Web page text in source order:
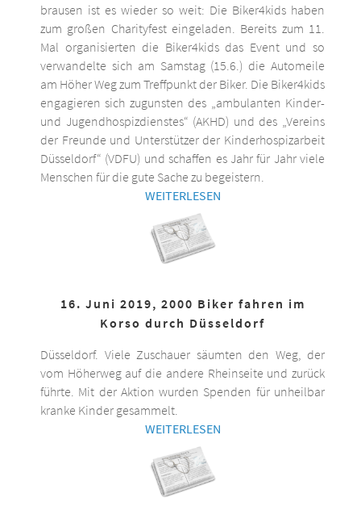
brausen ist es wieder so weit: Die Biker4kids haben
zum großen Charityfest eingeladen. Bereits zum 11.
Mal organisierten die Biker4kids das Event und so
verwandelte sich am Samstag (15.6.) die Automeile
am Höher Weg zum Treffpunkt der Biker. Die Biker4kids
engagieren sich zugunsten des „ambulanten Kinder-
und Jugendhospizdienstes“ (AKHD) und des „Vereins
der Freunde und Unterstützer der Kinderhospizarbeit
Düsseldorf“ (VDFU) und schaffen es Jahr für Jahr viele
Menschen für die gute Sache zu begeistern.
WEITERLESEN
16. Juni 2019, 2000 Biker fahren im
Korso durch Düsseldorf
Düsseldorf. Viele Zuschauer säumten den Weg, der
vom Höherweg auf die andere Rheinseite und zurück
führte. Mit der Aktion wurden Spenden für unheilbar
kranke Kinder gesammelt.
WEITERLESEN